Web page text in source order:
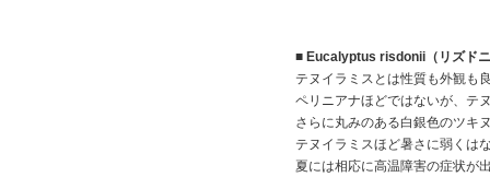
■ Eucalyptus risdonii（リズド
テヌイラミスとは性質も外観も
ペリニアナほどではないが、テ
さらに丸みのある白銀色のツキ
テヌイラミスほど暑さに弱くは
夏には相応に高温障害の症状が